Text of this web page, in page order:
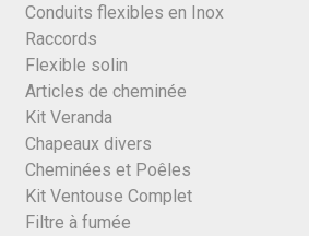
Conduits flexibles en Inox
Raccords
Flexible solin
Articles de cheminée
Kit Veranda
Chapeaux divers
Cheminées et Poêles
Kit Ventouse Complet
Filtre à fumée